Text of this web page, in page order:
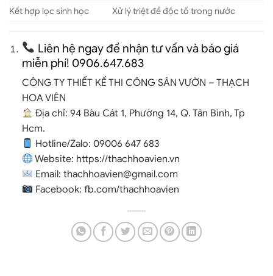
Kết hợp lọc sinh học
Xử lý triệt để độc tố trong nước
Liên hệ ngay để nhận tư vấn và báo giá
miễn phí! 0906.647.683
CÔNG TY THIẾT KẾ THI CÔNG SÂN VƯỜN – THẠCH
HOA VIÊN
Địa chỉ: 94 Bàu Cát 1, Phường 14, Q. Tân Bình, Tp
Hcm.
Hotline/Zalo: 09006 647 683
Website: https://thachhoavien.vn
Email:thachhoavien@gmail.com
Facebook:fb.com/thachhoavien